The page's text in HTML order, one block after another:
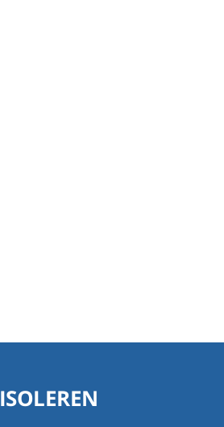
ISOLEREN